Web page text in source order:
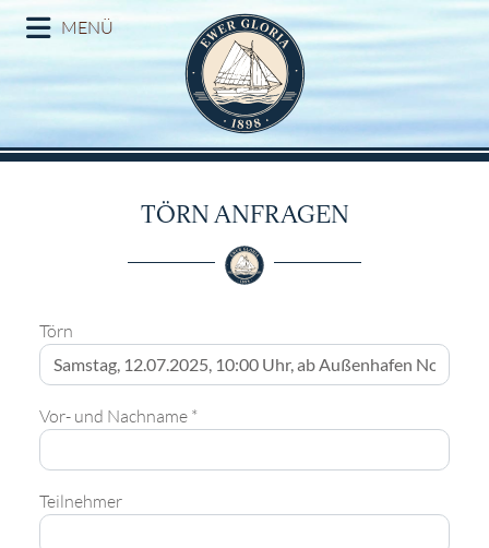
MENÜ
TÖRN ANFRAGEN
Törn
Vor- und Nachname *
Teilnehmer